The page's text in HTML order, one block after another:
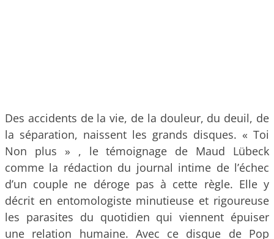
Des accidents de la vie, de la douleur, du deuil, de
la séparation, naissent les grands disques. « Toi
Non plus » , le témoignage de Maud Lübeck
comme la rédaction du journal intime de l’échec
d’un couple ne déroge pas à cette règle. Elle y
décrit en entomologiste minutieuse et rigoureuse
les parasites du quotidien qui viennent épuiser
une relation humaine. Avec ce disque de Pop